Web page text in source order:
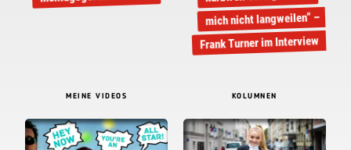
mich nicht langweilen“ –
Frank Turner im Interview
MEINE VIDEOS KOLUMNEN